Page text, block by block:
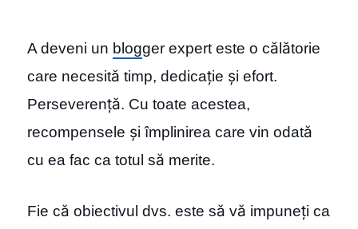
A deveni un blogger expert este o călătorie
care necesită timp, dedicație și efort.
Perseverență. Cu toate acestea,
recompensele și împlinirea care vin odată
cu ea fac ca totul să merite.
Fie că obiectivul dvs. este să vă impuneți ca